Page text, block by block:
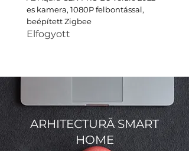
es kamera, 1080P felbontással,
beépített Zigbee
Elfogyott
ARHITECTURĂ SMART
HOME